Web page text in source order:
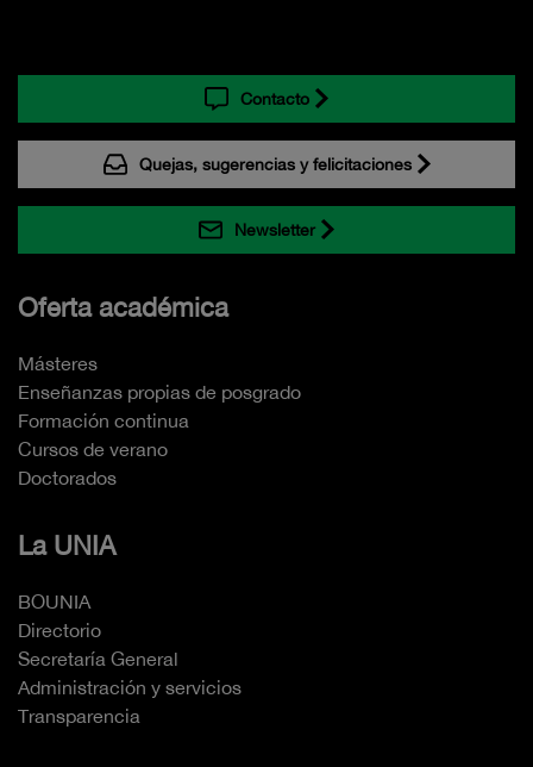
Contacto
Quejas, sugerencias y felicitaciones
Newsletter
Oferta académica
Másteres
Enseñanzas propias de posgrado
Formación continua
Cursos de verano
Doctorados
La UNIA
BOUNIA
Directorio
Secretaría General
Administración y servicios
Transparencia